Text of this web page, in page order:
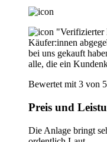
"Verifizierter
Käufer:innen
bei uns gekauft
alle, die ein
Bewertet mit 3 von
Preis und
Die Anlage bringt